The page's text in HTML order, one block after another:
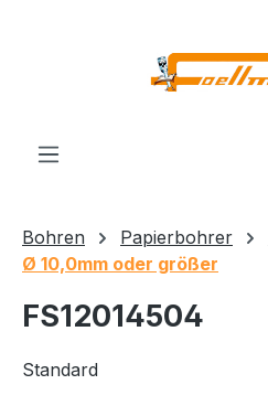
Bohren Papierbohrer
Ø 10,0mm oder größer
FS12014504
Standard